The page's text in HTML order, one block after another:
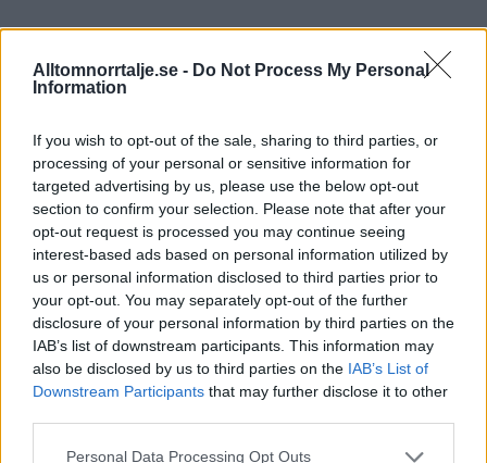
Alltomnorrtalje.se - Do Not Process My Personal
Information
If you wish to opt-out of the sale, sharing to third parties, or
processing of your personal or sensitive information for
targeted advertising by us, please use the below opt-out
section to confirm your selection. Please note that after your
opt-out request is processed you may continue seeing
interest-based ads based on personal information utilized by
us or personal information disclosed to third parties prior to
your opt-out. You may separately opt-out of the further
disclosure of your personal information by third parties on the
IAB’s list of downstream participants. This information may
also be disclosed by us to third parties on the IAB’s List of
Downstream Participants that may further disclose it to other
Personal Data Processing Opt Outs
skolnämnden
Mobilförbud Norrtälje RobertBeronius studiero
Nyheter
Norrtäljereporter
vinner internationellt
pris
Publicerad Igår 16:03– av Tobbe Rydsheim